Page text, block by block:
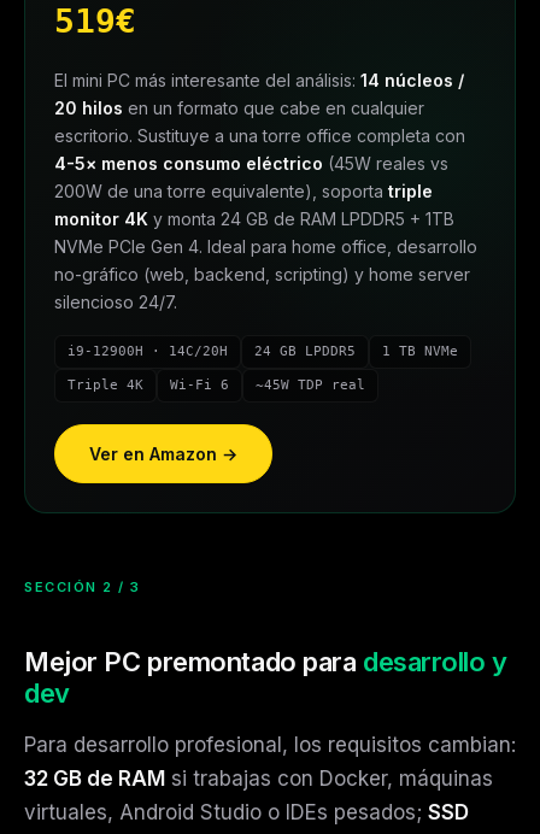
519€
El mini PC más interesante del análisis: 14 núcleos /
20 hilos en un formato que cabe en cualquier
escritorio. Sustituye a una torre office completa con
4-5× menos consumo eléctrico (45W reales vs
200W de una torre equivalente), soporta triple
monitor 4K y monta 24 GB de RAM LPDDR5 + 1TB
NVMe PCIe Gen 4. Ideal para home office, desarrollo
no-gráfico (web, backend, scripting) y home server
silencioso 24/7.
i9-12900H · 14C/20H 24 GB LPDDR5 1 TB NVMe
Triple 4K Wi-Fi 6 ~45W TDP real
Ver en Amazon →
SECCIÓN 2 / 3
Mejor PC premontado para desarrollo y
dev
Para desarrollo profesional, los requisitos cambian:
32 GB de RAM si trabajas con Docker, máquinas
virtuales, Android Studio o IDEs pesados; SSD